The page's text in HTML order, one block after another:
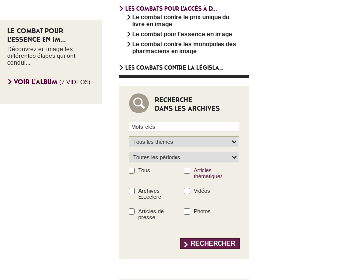
LE COMBAT POUR
L'ESSENCE EN IM...
Découvrez en image les
différentes étapes qui ont
condui...
VOIR L'ALBUM (7 VIDEOS)
LES COMBATS POUR L'ACCÈS À D...
Le combat contre le prix unique du
livre en image
Le combat pour l'essence en image
Le combat contre les monopoles des
pharmaciens en image
LES COMBATS CONTRE LA LÉGISLA...
RECHERCHE
DANS LES ARCHIVES
Tous
Articles
thématiques
Archives
E.Leclerc
Vidéos
Articles de
presse
Photos